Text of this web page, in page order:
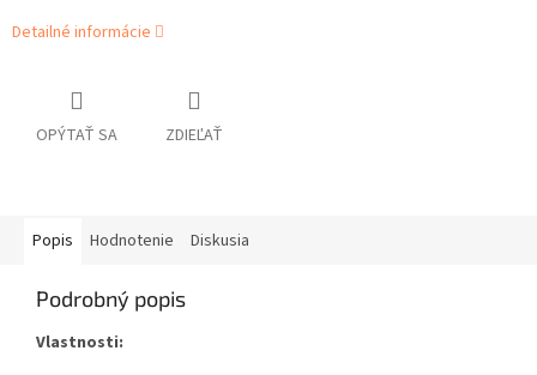
Detailné informácie
OPÝTAŤ SA ZDIEĽAŤ
Popis Hodnotenie Diskusia
Podrobný popis
Vlastnosti: